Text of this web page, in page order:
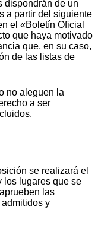
dispondrán de un
a partir del siguiente
el «Boletín Oficial
que haya motivado
que, en su caso,
de las listas de
no aleguen la
a ser
se realizará el
los lugares que se
las
y